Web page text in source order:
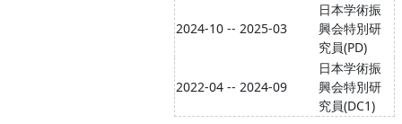
2024-10 -- 2025-03
日本学術振
興会特別研
究員(PD)
2022-04 -- 2024-09
日本学術振
興会特別研
究員(DC1)